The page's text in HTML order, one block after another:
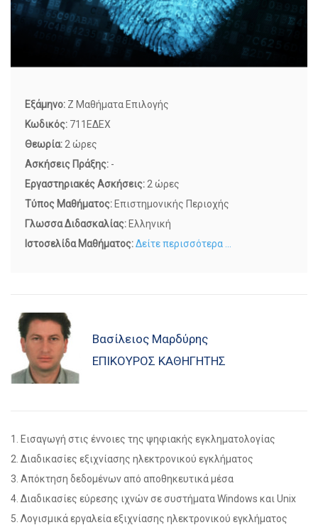
Εξάμηνο: Z Μαθήματα Επιλογής
Κωδικός: 711ΕΔΕΧ
Θεωρία: 2 ώρες
Ασκήσεις Πράξης: -
Εργαστηριακές Ασκήσεις: 2 ώρες
Τύπος Μαθήματος: Επιστημονικής Περιοχής
Γλωσσα Διδασκαλίας: Ελληνική
Ιστοσελίδα Μαθήματος:Δείτε περισσότερα ...
Βασίλειος Μαρδύρης
ΕΠΊΚΟΥΡΟΣ ΚΑΘΗΓΗΤΉΣ
1. Εισαγωγή στις έννοιες της ψηφιακής εγκληματολογίας
2. Διαδικασίες εξιχνίασης ηλεκτρονικού εγκλήματος
3. Απόκτηση δεδομένων από αποθηκευτικά μέσα
4. Διαδικασίες εύρεσης ιχνών σε συστήματα Windows και Unix
5. Λογισμικά εργαλεία εξιχνίασης ηλεκτρονικού εγκλήματος